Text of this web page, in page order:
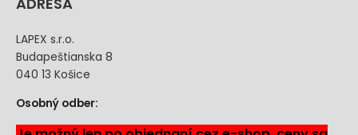
LAPEX s.r.o.
Budapeštianska 8
040 13 Košice
Osobný odber: